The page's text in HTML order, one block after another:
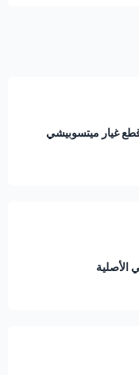
غيار ميتسوبيشي
الأصلية